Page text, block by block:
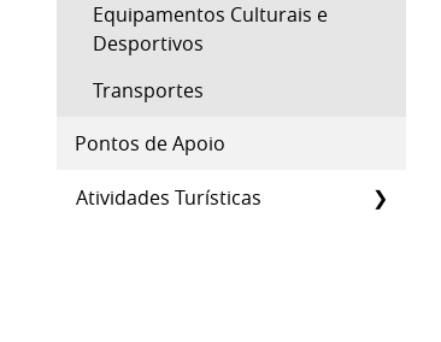
Equipamentos Culturais e
Desportivos
Transportes
Pontos de Apoio
Atividades Turísticas